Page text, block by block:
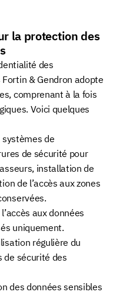
la protection des
des
& Gendron adopte
comprenant à la fois
Voici quelques
de
de sécurité pour
installation de
de l’accès aux zones
aux données
uniquement.
régulière du
de sécurité des
des données sensibles